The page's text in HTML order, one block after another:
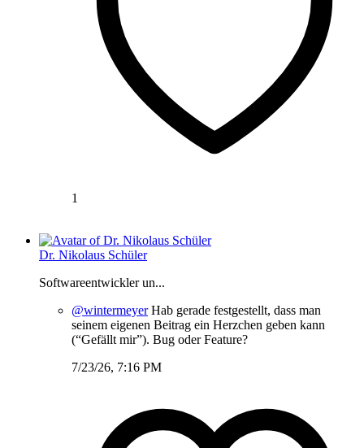
1
Dr. Nikolaus Schüler
Softwareentwickler un...
@wintermeyerHab gerade festgestellt, dass man
seinem eigenen Beitrag ein Herzchen geben kann
(“Gefällt mir”). Bug oder Feature?
7/23/26, 7:16 PM